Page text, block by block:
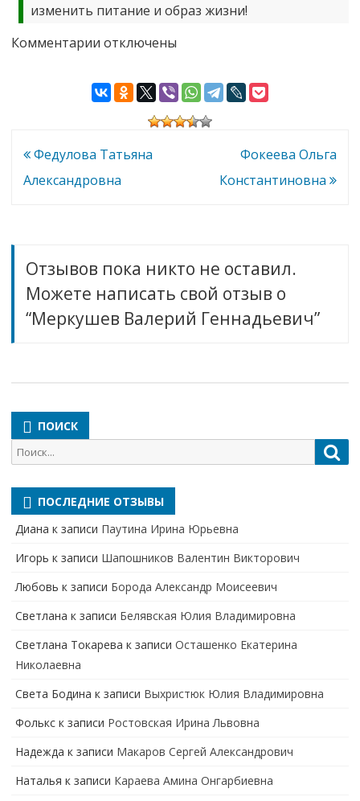
изменить питание и образ жизни!
Комментарии к
Валерий
Геннадьевич
отключены
Навигация
по
Федулова Татьяна
Александровна
Фокеева Ольга
Константиновна
Отзывов пока никто не оставил.
Можете написать свой отзыв о
“Меркушев Валерий Геннадьевич”
ПОИСК
Поиск
для:
ПОСЛЕДНИЕ ОТЗЫВЫ
Диана к записи Паутина Ирина Юрьевна
Игорь к записи Шапошников Валентин Викторович
Любовь к записи Борода Александр Моисеевич
Светлана к записи Белявская Юлия Владимировна
Cветлана Токарева к записи Осташенко Екатерина
Николаевна
Света Бодина к записи Выхристюк Юлия Владимировна
Фолькс к записи Ростовская Ирина Львовна
Надежда к записи Макаров Сергей Александрович
Наталья к записи Караева Амина Онгарбиевна